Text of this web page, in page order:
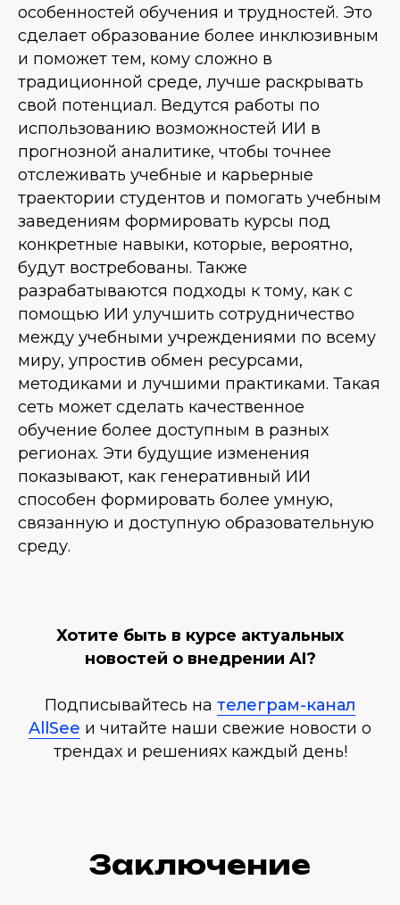
особенностей обучения и трудностей. Это
сделает образование более инклюзивным
и поможет тем, кому сложно в
традиционной среде, лучше раскрывать
свой потенциал. Ведутся работы по
использованию возможностей ИИ в
прогнозной аналитике, чтобы точнее
отслеживать учебные и карьерные
траектории студентов и помогать учебным
заведениям формировать курсы под
конкретные навыки, которые, вероятно,
будут востребованы. Также
разрабатываются подходы к тому, как с
помощью ИИ улучшить сотрудничество
между учебными учреждениями по всему
миру, упростив обмен ресурсами,
методиками и лучшими практиками. Такая
сеть может сделать качественное
обучение более доступным в разных
регионах. Эти будущие изменения
показывают, как генеративный ИИ
способен формировать более умную,
связанную и доступную образовательную
среду.
Хотите быть в курсе актуальных
новостей о внедрении AI?
Подписывайтесь на телеграм-канал
AllSee и читайте наши свежие новости о
трендах и решениях каждый день!
Заключение